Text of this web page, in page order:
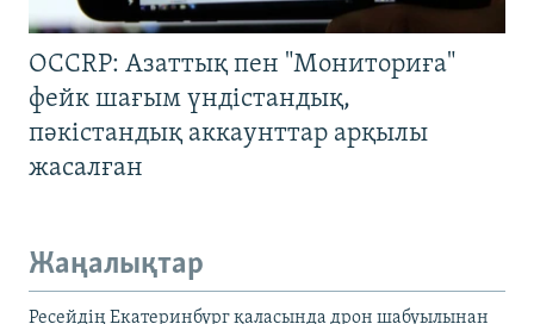
OCCRP: Азаттық пен "Мониториға"
фейк шағым үндістандық,
пәкістандық аккаунттар арқылы
жасалған
Жаңалықтар
Ресейдің Екатеринбург қаласында дрон шабуылынан